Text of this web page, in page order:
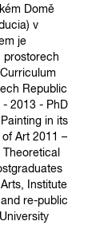
Domě
v
je
prostorech
Republic
2013 - PhD
in its
Art 2011 –
Institute
re-public